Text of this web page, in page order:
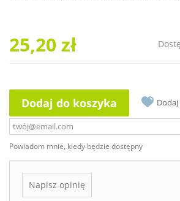
25,20 zł
Dodaj do koszyka
Powiadom mnie, kiedy będzie dostępny
Napisz opinię